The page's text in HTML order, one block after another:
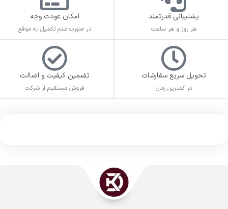
پشتیبانی قدرتمند
هر روز و هر ساعت
امکان عودت وجه
در صورت عدم تکمیل به موقع
تحویل سریع سفارشات
در کمترین زمان
تضمین کیفیت و اصالت
فروش مستقیم از شرکت